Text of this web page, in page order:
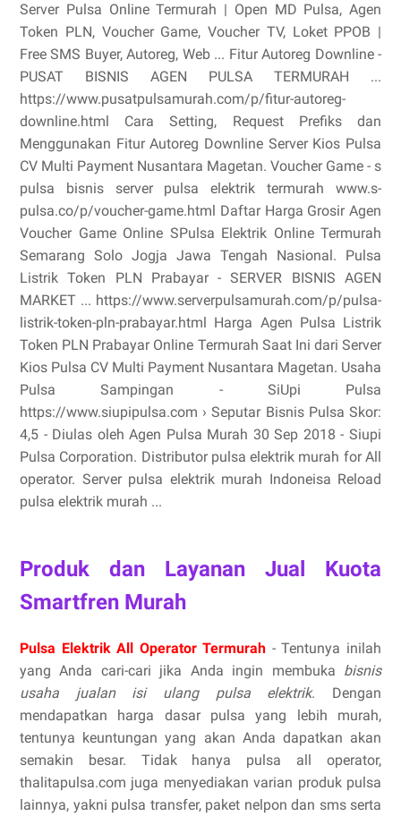
Server Pulsa Online Termurah | Open MD Pulsa, Agen
Token PLN, Voucher Game, Voucher TV, Loket PPOB |
Free SMS Buyer, Autoreg, Web ... Fitur Autoreg Downline -
PUSAT BISNIS AGEN PULSA TERMURAH ...
https://www.pusatpulsamurah.com/p/fitur-autoreg-
downline.html Cara Setting, Request Prefiks dan
Menggunakan Fitur Autoreg Downline Server Kios Pulsa
CV Multi Payment Nusantara Magetan. Voucher Game - s
pulsa bisnis server pulsa elektrik termurah www.s-
pulsa.co/p/voucher-game.html Daftar Harga Grosir Agen
Voucher Game Online SPulsa Elektrik Online Termurah
Semarang Solo Jogja Jawa Tengah Nasional. Pulsa
Listrik Token PLN Prabayar - SERVER BISNIS AGEN
MARKET ... https://www.serverpulsamurah.com/p/pulsa-
listrik-token-pln-prabayar.html Harga Agen Pulsa Listrik
Token PLN Prabayar Online Termurah Saat Ini dari Server
Kios Pulsa CV Multi Payment Nusantara Magetan. Usaha
Pulsa Sampingan - SiUpi Pulsa
https://www.siupipulsa.com › Seputar Bisnis Pulsa Skor:
4,5 - ‎Diulas oleh Agen Pulsa Murah 30 Sep 2018 - Siupi
Pulsa Corporation. Distributor pulsa elektrik murah for All
operator. Server pulsa elektrik murah Indoneisa Reload
pulsa elektrik murah ...
Produk dan Layanan Jual Kuota
Smartfren Murah
Pulsa Elektrik All Operator Termurah - Tentunya inilah
yang Anda cari-cari jika Anda ingin membuka bisnis
usaha jualan isi ulang pulsa elektrik. Dengan
mendapatkan harga dasar pulsa yang lebih murah,
tentunya keuntungan yang akan Anda dapatkan akan
semakin besar. Tidak hanya pulsa all operator,
thalitapulsa.com juga menyediakan varian produk pulsa
lainnya, yakni pulsa transfer, paket nelpon dan sms serta